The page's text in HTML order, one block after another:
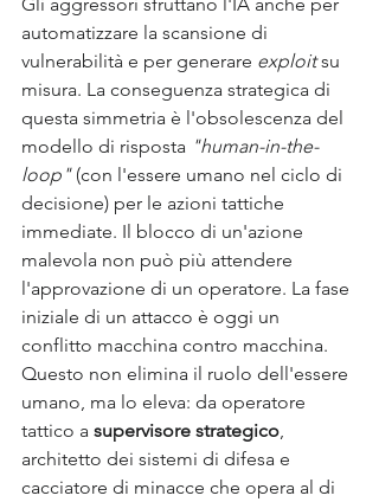
automatizzare la scansione di
vulnerabilità e per generare exploit su
misura. La conseguenza strategica di
questa simmetria è l'obsolescenza del
modello di risposta "human-in-the-
loop" (con l'essere umano nel ciclo di
decisione) per le azioni tattiche
immediate. Il blocco di un'azione
malevola non può più attendere
l'approvazione di un operatore. La fase
iniziale di un attacco è oggi un
conflitto macchina contro macchina.
Questo non elimina il ruolo dell'essere
umano, ma lo eleva: da operatore
tattico a supervisore strategico
architetto dei sistemi di difesa e
cacciatore di minacce che opera al di